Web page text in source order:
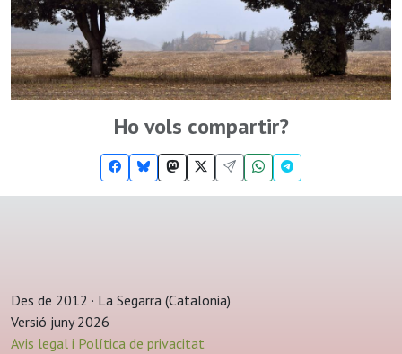
Ho vols compartir?
Des de 2012 · La Segarra (Catalonia)
Versió juny 2026
Avis legal i Política de privacitat